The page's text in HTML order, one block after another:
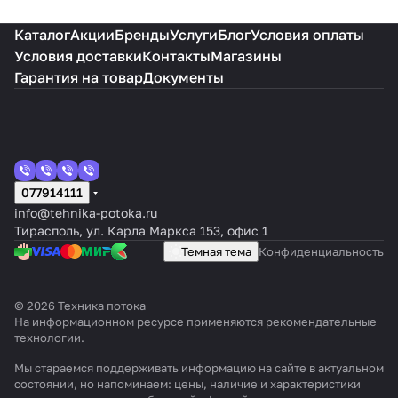
КаталогАкцииБрендыУслугиБлогУсловия оплаты
Условия доставкиКонтактыМагазины
Гарантия на товарДокументы
077914111
info@tehnika-potoka.ru
Тирасполь, ул. Карла Маркса 153, офис 1
Темная тема Конфиденциальность
© 2026 Техника потока
На информационном ресурсе применяются рекомендательные
технологии.
Мы стараемся поддерживать информацию на сайте в актуальном
состоянии, но напоминаем: цены, наличие и характеристики